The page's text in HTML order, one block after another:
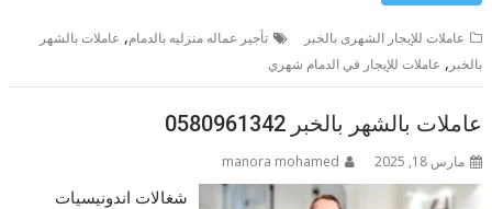
عاملات للإيجار الشهرى بالخبر تأجير عماله منزليه بالدمام, عاملات بالشهر
بالخبر , عاملات للإيجار في الدمام شهري
عاملات بالشهر بالخبر 0580961342
مارس 18, 2025 manora mohamed
شغالات اندونيسيات